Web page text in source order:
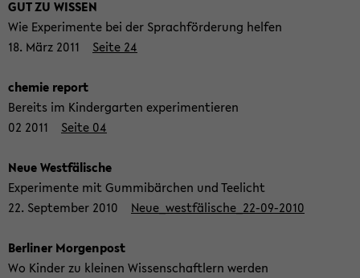
GUT ZU WIS­SEN
Wie Ex­pe­ri­men­te bei der Sprach­för­de­rung hel­fen
18. März 2011 Seite 24
che­mie re­port
Be­reits im Kin­der­gar­ten ex­pe­ri­men­tie­ren
02 2011 Seite 04
Neue West­fä­li­sche
Ex­pe­ri­men­te mit Gum­mi­bär­chen und Tee­licht
22. Sep­tem­ber 2010 Neue_westfälische_22-​09-2010
Ber­li­ner Mor­gen­post
Wo Kin­der zu klei­nen Wis­sen­schaft­lern wer­den